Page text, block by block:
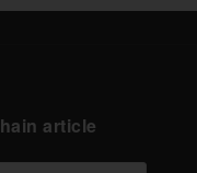
article